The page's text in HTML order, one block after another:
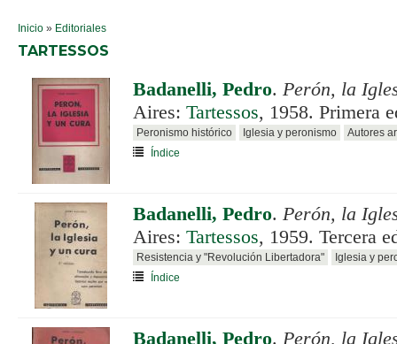
SE ENCUENTRA USTED AQUÍ
Inicio » Editoriales
TARTESSOS
Badanelli, Pedro. Perón, la
Aires: Tartessos, 1958. Primera
Peronismo histórico Iglesia y peronismo
Autores
Índice
Badanelli, Pedro. Perón, la
Aires: Tartessos, 1959. Tercera
Resistencia y "Revolución Libertadora"
Iglesia y
Índice
Badanelli, Pedro. Perón, la